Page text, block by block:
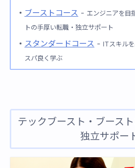
ブーストコース - エンジニアを目
トの手厚い転職・独立サポート
スタンダードコース - ITスキル
スパ良く学ぶ
テックブースト・ブース
独立サポー